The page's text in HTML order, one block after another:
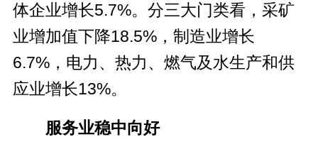
体企业增长5.7%。分三大门类看，采矿
业增加值下降18.5%，制造业增长
6.7%，电力、热力、燃气及水生产和供
应业增长13%。
服务业稳中向好